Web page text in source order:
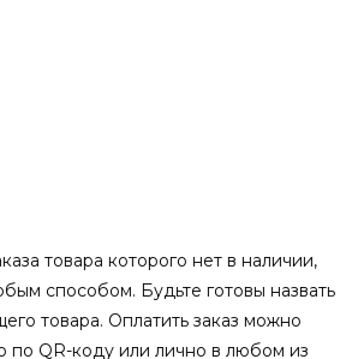
товара которого нет в наличии,
способом. Будьте готовы назвать
товара. Оплатить заказ можно
по QR-коду или лично в любом из